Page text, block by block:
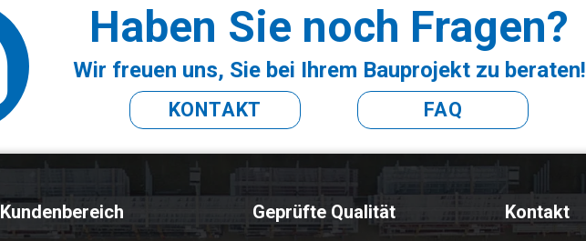
Haben Sie noch Fragen?
Wir freuen uns, Sie bei Ihrem Bauprojekt zu beraten!
KONTAKT FAQ
Kundenbereich Geprüfte Qualität Kontakt